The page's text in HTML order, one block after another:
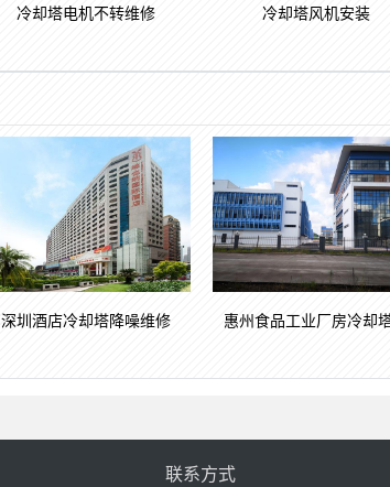
冷却塔电机不转维修 冷却塔风机安装
深圳酒店冷却塔降噪维修 惠州食品工业厂房冷却
联系方式